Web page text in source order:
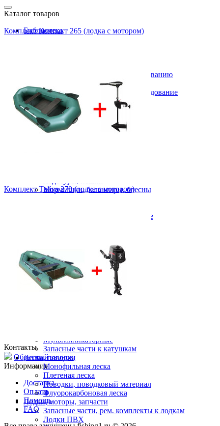
Каталог товаров
Библиотека
Аксессуары к газовому оборудованию
Баллоны газовые
Бензиновое, керосиновое оборудование
Обогреватели газовые
Плитки, горелки
Фонари газовые
Для дома, для дачи
Ледобуры, пешни
Мормышки, балансиры, блесны
Мормышки вольфрамовые
Разное (зимняя рыбалка)
Катушки для зимней рыбалки
Зимняя леска
Карповая ловля
Удилища для карповой ловли
Катушки для карповой ловли
Мультипликаторные
Запасные части к катушкам
Леска, поводки
Монофильная леска
Плетеная леска
Поводки, поводковый материал
Флуорокарбоновая леска
Лодки, моторы, запчасти
Запасные части, рем. комплекты к лодкам
Лодки ПВХ
Комплект Компакт 265 (лодка с мотором)
Комплект Тайга 270 (лодка с мотором)
Контакты
Обратный звонок
Информация
Доставка
Оплата
Помощь
FAQ